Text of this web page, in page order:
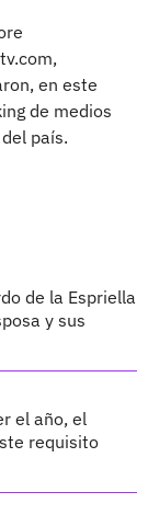
en este
de medios
país.
de la Espriella
y sus
el año, el
requisito